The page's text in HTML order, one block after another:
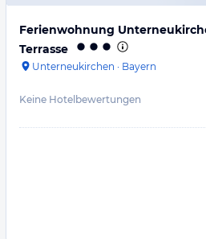
Ferienwohnung
Terrasse
Unterneukirchen · Bayern
Keine Hotelbewertungen